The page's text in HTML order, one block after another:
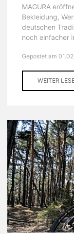
MAGURA
Bekleidung,
deutschen
noch einfacher
Gepostet am
WEITER